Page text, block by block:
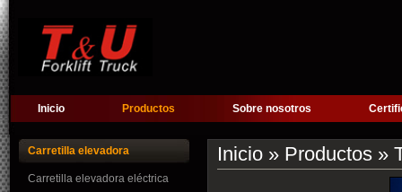
Inicio Productos Sobre nosotros
Carretilla elevadora
Carretilla elevadora eléctrica
Inicio » Productos »